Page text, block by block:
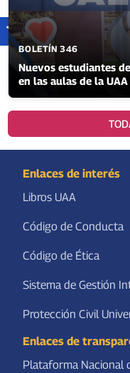
BOLETÍN 346
Nuevos estudiantes
en las aulas de la UAA
Enlaces de interés
Libros UAA
Código de Conducta
Código de Ética
Sistema de Gestión
Protección Civil
Enlaces de
Plataforma Nacional